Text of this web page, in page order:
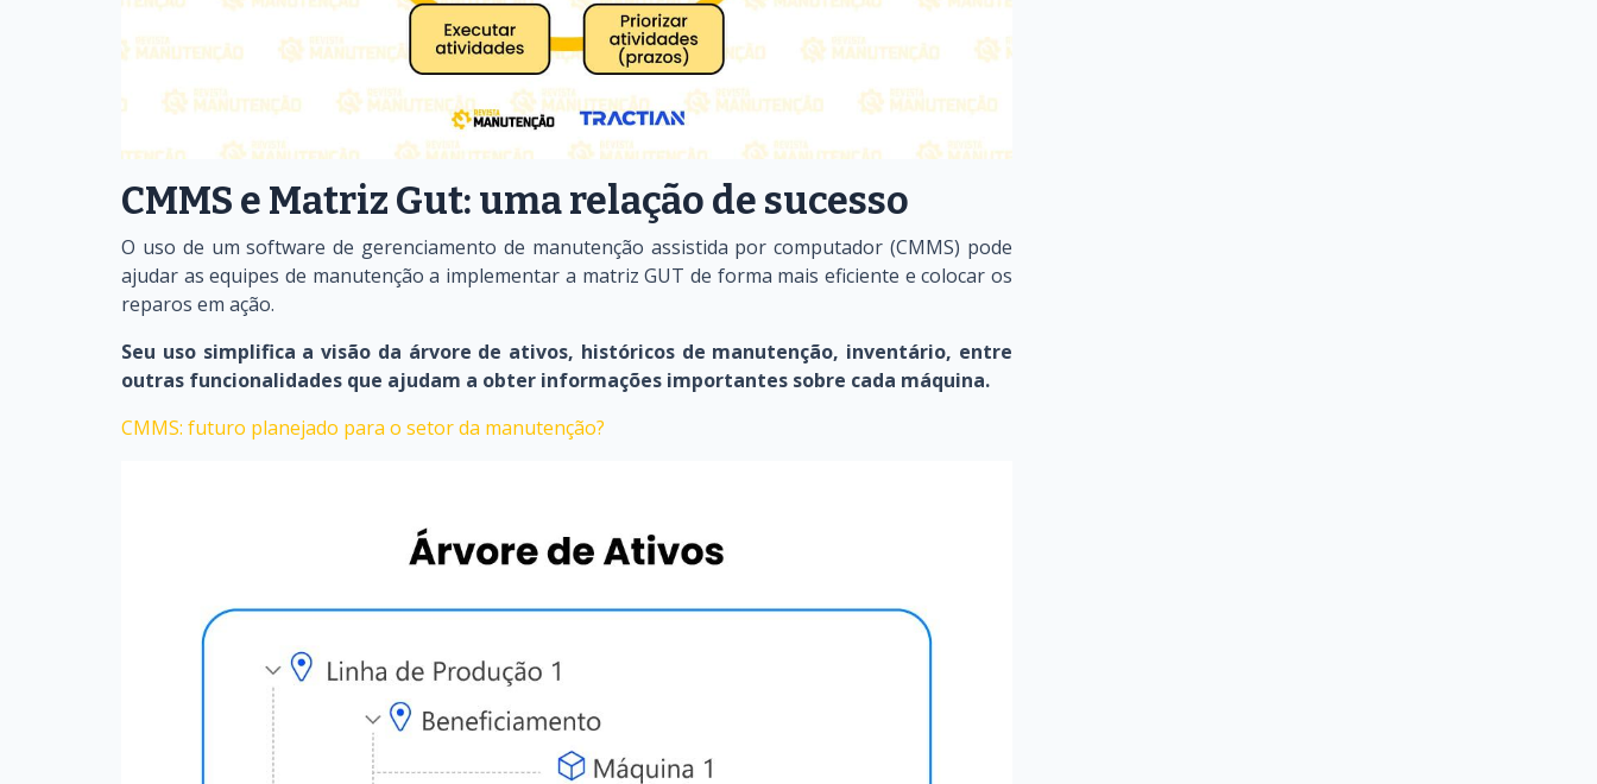
CMMS e Matriz Gut: uma relação de sucesso
O uso de um software de gerenciamento de manutenção assistida por computador (CMMS) pode
ajudar as equipes de manutenção a implementar a matriz GUT de forma mais eficiente e colocar os
reparos em ação.
Seu uso simplifica a visão da árvore de ativos, históricos de manutenção, inventário, entre
outras funcionalidades que ajudam a obter informações importantes sobre cada máquina.
CMMS: futuro planejado para o setor da manutenção?